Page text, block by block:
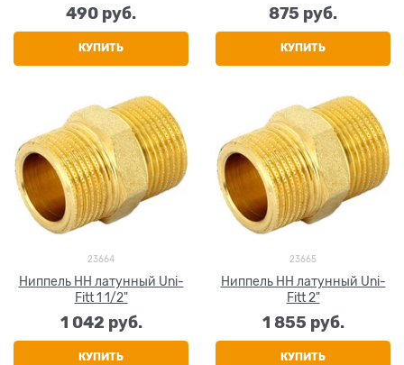
490 руб.
КУПИТЬ
875 руб.
КУПИТЬ
23664
Ниппель НН латунный Uni-
Fitt 1 1/2"
1 042 руб.
КУПИТЬ
23665
Ниппель НН латунный Uni-
Fitt 2"
1 855 руб.
КУПИТЬ